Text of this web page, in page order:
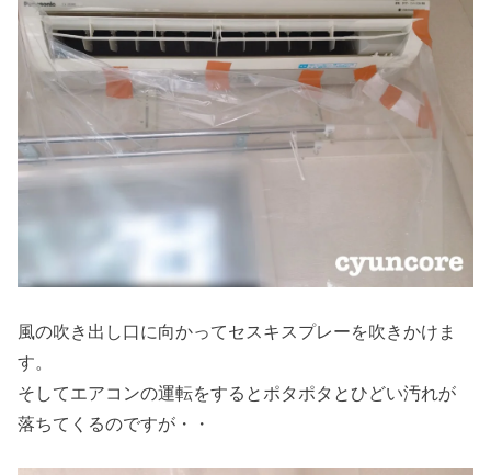
風の吹き出し口に向かってセスキスプレーを吹きかけま
す。
そしてエアコンの運転をするとポタポタとひどい汚れが
落ちてくるのですが・・